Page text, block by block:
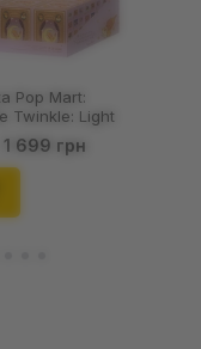
Pop Mart:
Twinkle: Light
Sets Series
1 з 10)
Edition),
1 699 грн